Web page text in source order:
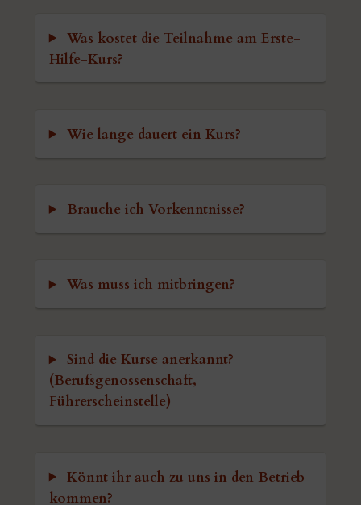
Was kostet die Teilnahme am Erste-
Hilfe-Kurs?
Wie lange dauert ein Kurs?
Brauche ich Vorkenntnisse?
Was muss ich mitbringen?
Sind die Kurse anerkannt?
(Berufsgenossenschaft,
Führerscheinstelle)
Könnt ihr auch zu uns in den Betrieb
kommen?